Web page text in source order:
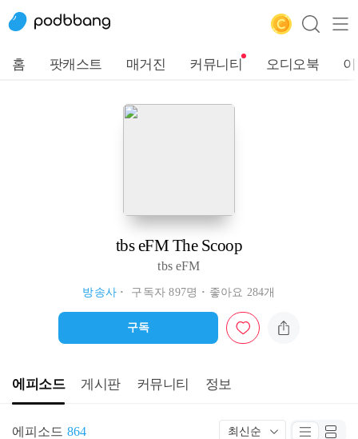
홈 팟캐스트 매거진 커뮤니티 오디오북
tbs eFM The Scoop
tbs eFM
방송사 구독자 897명 좋아요 284개
구독
에피소드 게시판 커뮤니티 정보
에피소드 864 최신순